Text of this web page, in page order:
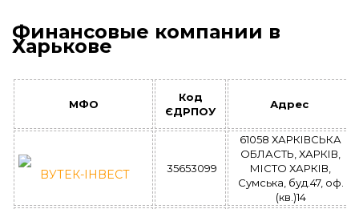
Финансовые компании в
Харькове
МФО
Код
ЄДРПОУ
Адрес
ВУТЕК-ІНВЕСТ 35653099
61058 ХАРКІВСЬКА
ОБЛАСТЬ, ХАРКІВ,
МІСТО ХАРКІВ,
Сумська, буд.47, оф.
(кв.)14